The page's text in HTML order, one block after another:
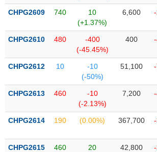
ETF
phiếu
tiết
quan
dịch
chính
CHPG2609 740
10
(+1.37%)
6,600
CHPG2610 480
-400
(-45.45%)
400
CHPG2612 10
-10
(-50%)
51,100
CHPG2613 460
-10
(-2.13%)
7,200
CHPG2614 190 (0.00%) 367,700
CHPG2615 460
20
42,800
MỚI
Ngành
(-)
VS-
SECTOR